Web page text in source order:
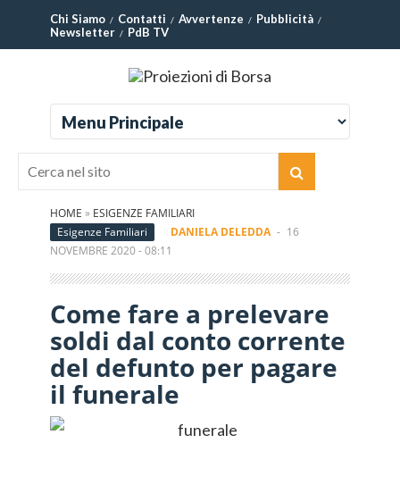
Chi Siamo Contatti Avvertenze
Pubblicità
Newsletter
PdB TV
HOME » ESIGENZE FAMILIARI
Esigenze Familiari
DANIELA DELEDDA - 16
NOVEMBRE 2020 - 08:11
Come fare a prelevare
soldi dal conto corrente
del defunto per pagare
il funerale